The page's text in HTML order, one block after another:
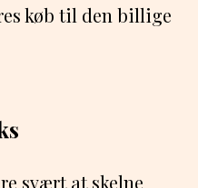
køb til den billige
svært at skelne